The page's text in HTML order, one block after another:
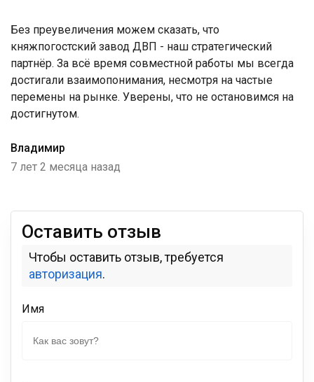
Без преувеличения можем сказать, что
княжпогостский завод ДВП - наш стратегический
партнёр. За всё время совместной работы мы всегда
достигали взаимопонимания, несмотря на частые
перемены на рынке. Уверены, что не остановимся на
достигнутом.
Владимир
7 лет 2 месяца назад
Оставить отзыв
Чтобы оставить отзыв, требуется
авторизация.
Имя